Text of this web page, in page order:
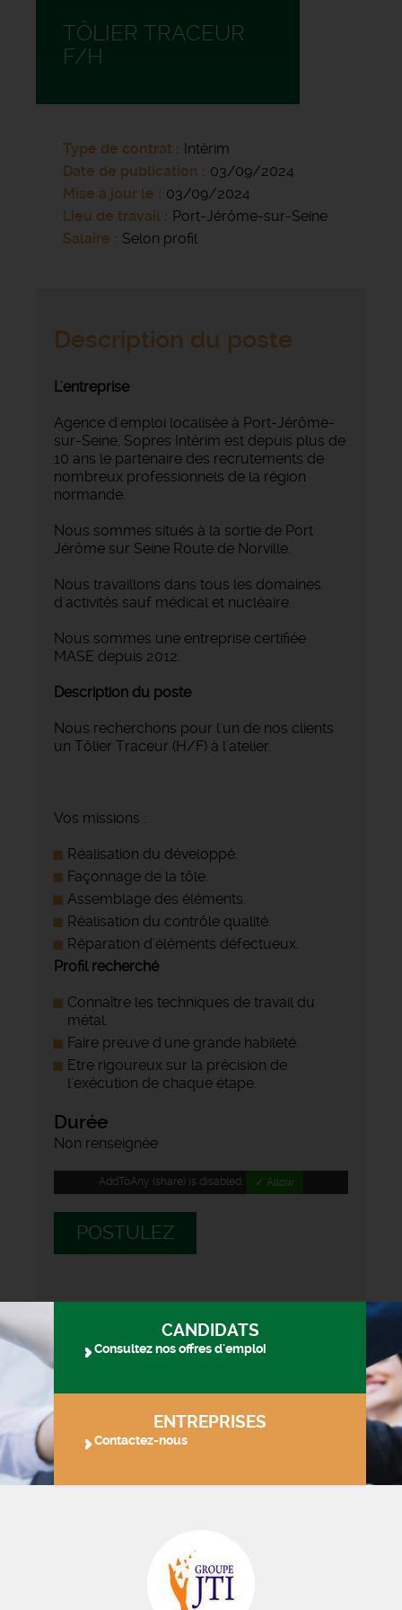
TÔLIER TRACEUR
F/H
Type de contrat
Intérim
Date de publication
03/09/2024
Mise à jour le
03/09/2024
Lieu de travail
Port-Jérôme-sur-Seine
Salaire
Selon profil
Description du poste
L'entreprise
Agence d'emploi localisée à Port-Jérôme-
sur-Seine, Sopres Intérim est depuis plus de
10 ans le partenaire des recrutements de
nombreux professionnels de la région
normande.
Nous sommes situés à la sortie de Port
Jérôme sur Seine Route de Norville.
Nous travaillons dans tous les domaines
d'activités sauf médical et nucléaire.
Nous sommes une entreprise certifiée
MASE depuis 2012.
Description du poste
Nous recherchons pour l'un de nos clients
un Tôlier Traceur (H/F) à l'atelier.
Vos missions :
Réalisation du développé.
Façonnage de la tôle.
Assemblage des éléments.
Réalisation du contrôle qualité.
Réparation d'éléments défectueux.
Profil recherché
Connaître les techniques de travail du
métal.
Faire preuve d'une grande habileté.
Etre rigoureux sur la précision de
l'exécution de chaque étape.
Durée
Non renseignée
AddToAny (share) is disabled. ✓ Allow
POSTULEZ
CANDIDATS
Consultez nos offres d'emploi
ENTREPRISES
Contactez-nous